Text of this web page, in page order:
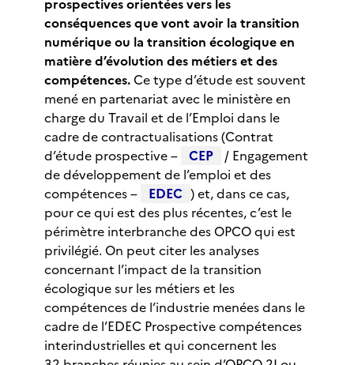
prospectives orientées vers les
conséquences que vont avoir la transition
numérique ou la transition écologique en
matière d’évolution des métiers et des
compétences.Ce type d’étude est souvent
mené en partenariat avec le ministère en
charge du Travail et de l’Emploi dans le
cadre de contractualisations (Contrat
d’étude prospective – CEP / Engagement
de développement de l’emploi et des
compétences –
EDEC ) et, dans ce cas,
pour ce qui est des plus récentes, c’est le
périmètre interbranche des OPCO qui est
privilégié. On peut citer les analyses
concernant l’impact de la transition
écologique sur les métiers et les
compétences de l’industrie menées dans le
cadre de l’EDEC Prospective compétences
interindustrielles et qui concernent les